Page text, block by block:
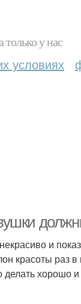
у нас
условиях
и
красоты раз
делать